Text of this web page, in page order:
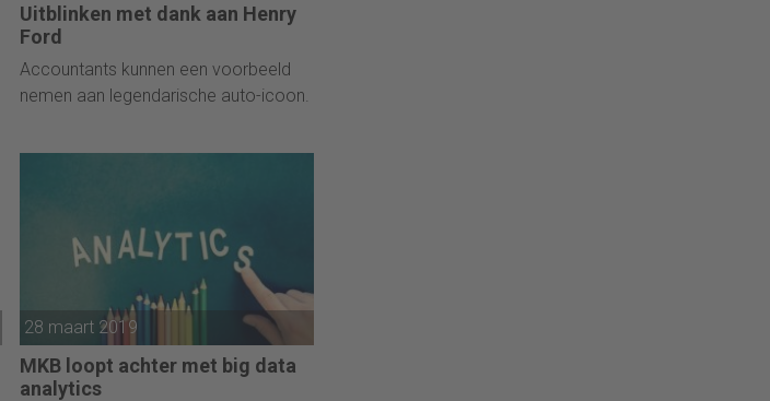
Uitblinken met dank aan Henry
Ford
Accountants kunnen een voorbeeld
nemen aan legendarische auto-icoon.
28 maart 2019
MKB loopt achter met big data
analytics